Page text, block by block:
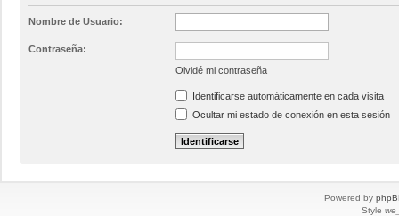
Nombre de Usuario:
Contraseña:
Olvidé mi contraseña
Identificarse automáticamente en cada visita
Ocultar mi estado de conexión en esta sesión
Powered by
Style